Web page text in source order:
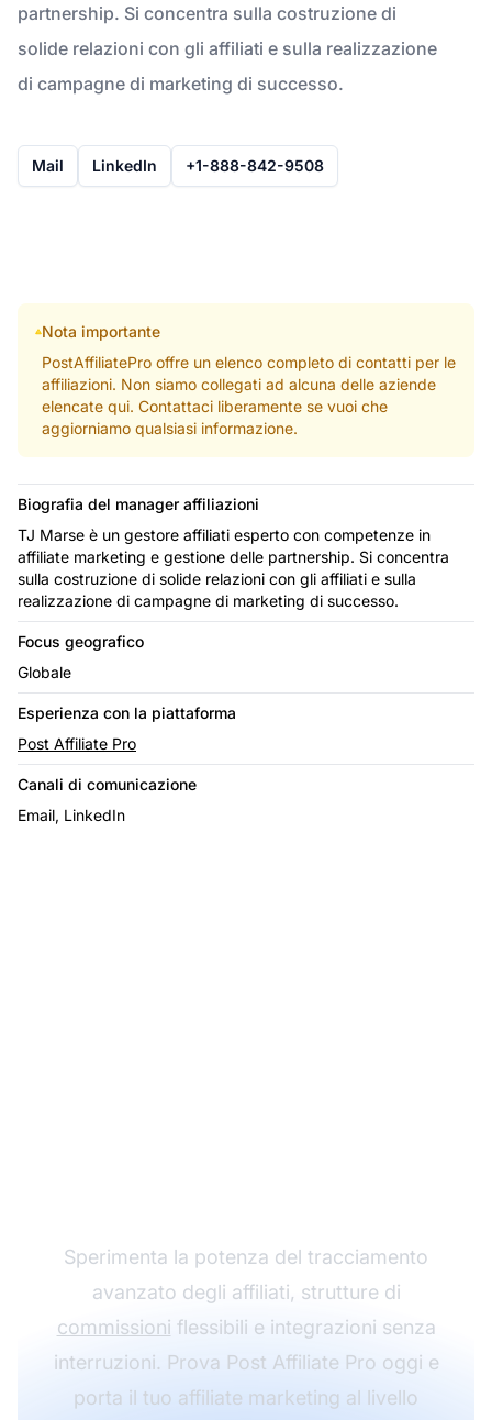
partnership. Si concentra sulla costruzione di
solide relazioni con gli affiliati e sulla realizzazione
di campagne di marketing di successo.
Mail LinkedIn +1-888-842-9508
Nota importante
PostAffiliatePro offre un elenco completo di contatti per le
affiliazioni. Non siamo collegati ad alcuna delle aziende
elencate qui. Contattaci liberamente se vuoi che
aggiorniamo qualsiasi informazione.
Biografia del manager affiliazioni
TJ Marse è un gestore affiliati esperto con competenze in
affiliate marketing e gestione delle partnership. Si concentra
sulla costruzione di solide relazioni con gli affiliati e sulla
realizzazione di campagne di marketing di successo.
Focus geografico
Globale
Esperienza con la piattaforma
Post Affiliate Pro
Canali di comunicazione
Email, LinkedIn
Sperimenta la potenza del tracciamento
avanzato degli affiliati, strutture di
commissioni flessibili e integrazioni senza
interruzioni. Prova Post Affiliate Pro oggi e
porta il tuo affiliate marketing al livello